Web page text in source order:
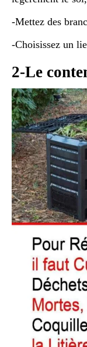
-Mettez des
-Choisissez un
2-Le